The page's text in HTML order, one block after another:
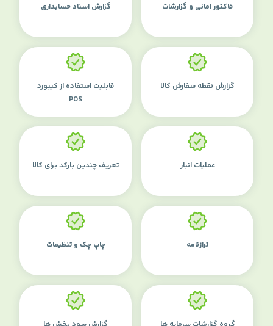
فاکتور امانی و گزارشات گزارش اسناد حسابداری
گزارش نقطه سفارش کالا
قابلیت استفاده از کیبورد
POS
عملیات انبار تعریف چندین بارکد برای کالا
ترازنامه چاپ چک و تنظیمات